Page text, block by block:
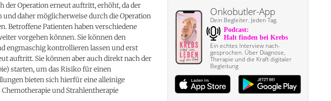
der Operation erneut auftritt, erhöht, da der
daher möglicherweise durch die Operation
Betroffene Patienten haben verschiedene
vorgehen können. Sie können den
engmaschig kontrollieren lassen und erst
auftritt. Sie können aber auch direkt nach der
starten, um das Risiko für einen
bieten sich hierfür eine alleinige
und Strahlentherapie
Onkobutler-App
Dein Begleiter. Jeden Tag.
Ein echtes Interview nach­
gesprochen. Über Diagnose,
Therapie und die Kraft digitaler
Begleitung